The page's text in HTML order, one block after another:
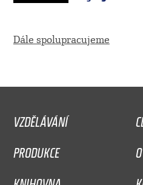
Dále spolupracujeme
VZDĚLÁVÁNÍ
PRODUKCE